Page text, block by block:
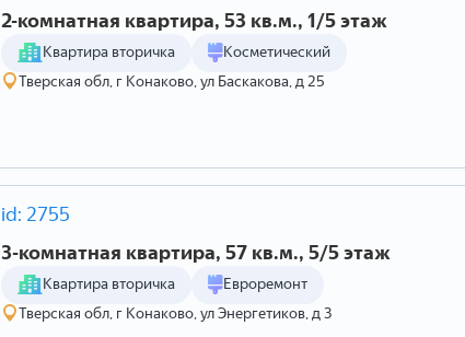
2-комнатная квартира, 53 кв.м., 1/5 этаж
Квартира вторичка
Косметический
Тверская обл, г Конаково, ул Баскакова, д 25
id: 2755
3-комнатная квартира, 57 кв.м., 5/5 этаж
Квартира вторичка
Евроремонт
Тверская обл, г Конаково, ул Энергетиков, д 3